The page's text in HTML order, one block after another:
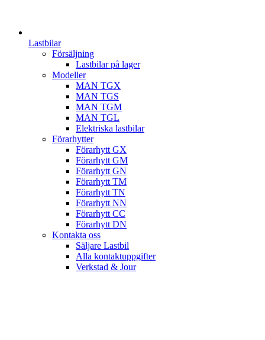
Lastbilar
Försäljning
Lastbilar på lager
Modeller
MAN TGX
MAN TGS
MAN TGM
MAN TGL
Elektriska lastbilar
Förarhytter
Förarhytt GX
Förarhytt GM
Förarhytt GN
Förarhytt TM
Förarhytt TN
Förarhytt NN
Förarhytt CC
Förarhytt DN
Kontakta oss
Säljare Lastbil
Alla kontaktuppgifter
Verkstad & Jour